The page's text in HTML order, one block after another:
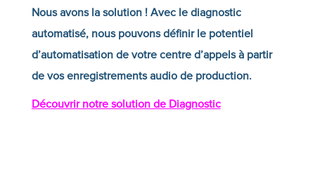
Nous avons la solution ! Avec le diagnostic
automatisé, nous pouvons définir le potentiel
d’automatisation de votre centre d’appels à partir
de vos enregistrements audio de production.
Découvrir notre solution de Diagnostic